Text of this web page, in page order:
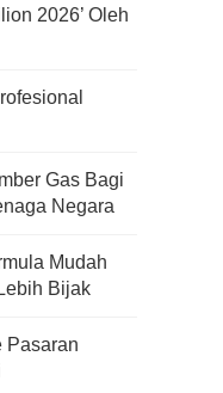
2026’ Oleh
Gas Bagi
Negara
Mudah
Bijak
Pasaran